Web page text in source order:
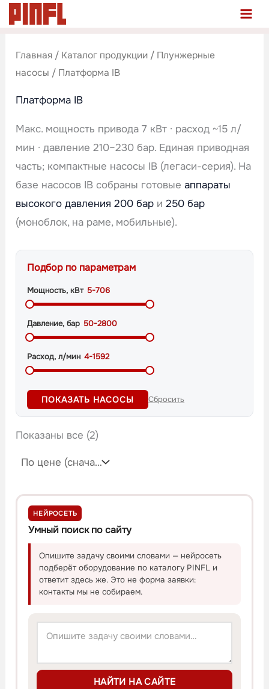
Перейти
Главная / Каталог продукции / Плунжерные
насосы / Платформа IB
Платформа IB
Макс. мощность привода 7 кВт · расход ~15 л/
мин · давление 210–230 бар. Единая приводная
часть; компактные насосы IB (легаси-серия). На
базе насосов IB собраны готовыеаппараты
высокого давления 200 бар и250 бар
(моноблок, на раме, мобильные).
Подбор по параметрам
Мощность, кВт 5-706
Давление, бар 50-2800
Расход, л/мин 4-1592
ПОКАЗАТЬ НАСОСЫ Сбросить
Показаны все (2)
НЕЙРОСЕТЬ
Умный поиск по сайту
Опишите задачу своими словами — нейросеть
подберёт оборудование по каталогу PINFL и
ответит здесь же. Это не форма заявки:
контакты мы не собираем.
НАЙТИ НА САЙТЕ